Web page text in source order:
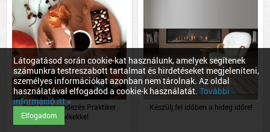
Látogatásod során cookie-kat használunk, amelyek segítenek
számunkra testreszabott tartalmat és hirdetéseket megjeleníteni,
személyes információkat azonban nem tárolnak. Az oldal
használatával elfogadod a cookie-k használatát. További
információ itt »
Elfogadom
Őszi lakberendezés Praktiker
termékekkel
Készülj fel időben a hideg időre!